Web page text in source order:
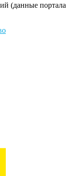
(данные портала